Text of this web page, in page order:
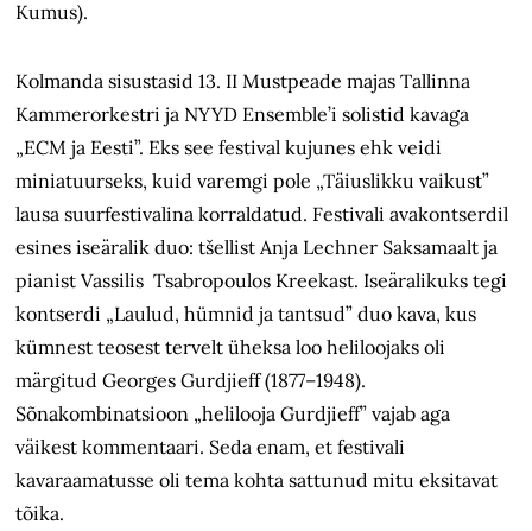
Kumus).
Kolmanda sisustasid 13. II Mustpeade majas Tallinna
Kammerorkestri ja NYYD Ensemble’i solistid kavaga
„ECM ja Eesti”. Eks see festival kujunes ehk veidi
miniatuurseks, kuid varemgi pole „Täiuslikku vaikust”
lausa suurfestivalina korraldatud. Festivali avakontserdil
esines iseäralik duo: tšellist Anja Lechner Saksamaalt ja
pianist Vassilis Tsabropoulos Kreekast. Iseäralikuks tegi
kontserdi „Laulud, hümnid ja tantsud” duo kava, kus
kümnest teosest tervelt üheksa loo heliloojaks oli
märgitud Georges Gurdjieff (1877–1948).
Sõnakombinatsioon „helilooja Gurdjieff” vajab aga
väikest kommentaari. Seda enam, et festivali
kavaraamatusse oli tema kohta sattunud mitu eksitavat
tõika.